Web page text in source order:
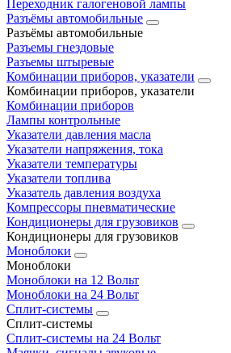
Переходник галогеновой лампы
Разъёмы автомобильные
Разъёмы автомобильные
Разъемы гнездовые
Разъемы штыревые
Комбинации приборов, указатели
Комбинации приборов, указатели
Комбинации приборов
Лампы контрольные
Указатели давления масла
Указатели напряжения, тока
Указатели температуры
Указатели топлива
Указатель давления воздуха
Компрессоры пневматические
Кондиционеры для грузовиков
Кондиционеры для грузовиков
Моноблоки
Моноблоки
Моноблоки на 12 Вольт
Моноблоки на 24 Вольт
Сплит-системы
Сплит-системы
Сплит‑системы на 24 Вольт